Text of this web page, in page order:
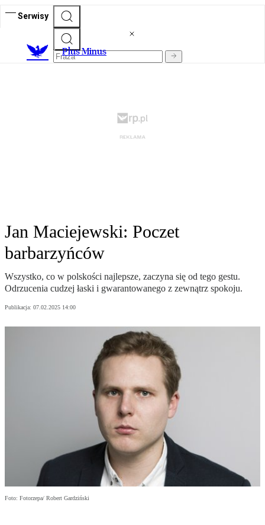
Serwisy
Plus Minus
Jan Maciejewski: Poczet
barbarzyńców
Wszystko, co w polskości najlepsze, zaczyna się od tego gestu.
Odrzucenia cudzej łaski i gwarantowanego z zewnątrz spokoju.
Publikacja: 07.02.2025 14:00
Foto: Fotorzepa/ Robert Gardziński